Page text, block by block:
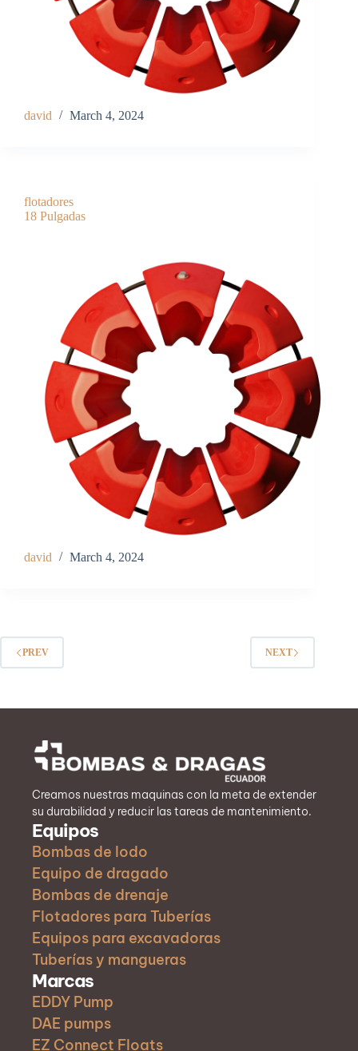
david March 4, 2024
flotadores
18 Pulgadas
david March 4, 2024
PREV NEXT
Creamos nuestras maquinas con la meta de extender
su durabilidad y reducir las tareas de mantenimiento.
Equipos
Bombas de lodo
Equipo de dragado
Bombas de drenaje
Flotadores para Tuberías
Equipos para excavadoras
Tuberías y mangueras
Marcas
EDDY Pump
DAE pumps
EZ Connect Floats